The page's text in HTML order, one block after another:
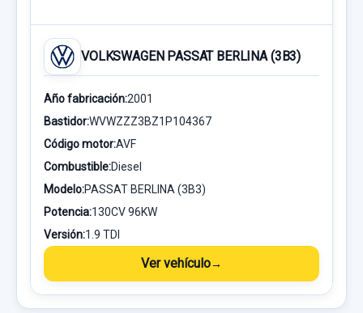
VOLKSWAGEN PASSAT BERLINA (3B3)
Año fabricación:2001
Bastidor:WVWZZZ3BZ1P104367
Código motor:AVF
Combustible:Diesel
Modelo:PASSAT BERLINA (3B3)
Potencia:130CV 96KW
Versión:1.9 TDI
Ver vehículo